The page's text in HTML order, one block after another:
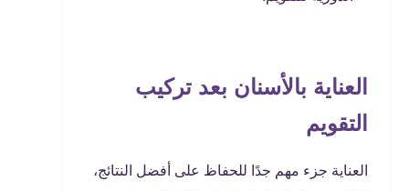
العناية بالأسنان بعد تركيب
التقويم
العناية جزء مهم جدًا للحفاظ على أفضل النتائج،